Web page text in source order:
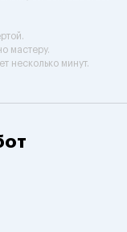
мастеру.
несколько минут.